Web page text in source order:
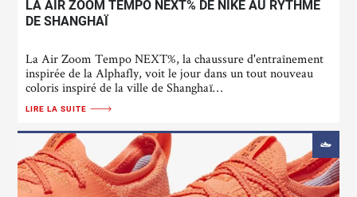
LA AIR ZOOM TEMPO NEXT% DE NIKE AU RYTHME
DE SHANGHAÏ
La Air Zoom Tempo NEXT%, la chaussure d'entraînement
inspirée de la Alphafly, voit le jour dans un tout nouveau
coloris inspiré de la ville de Shanghaï…
LIRE LA SUITE